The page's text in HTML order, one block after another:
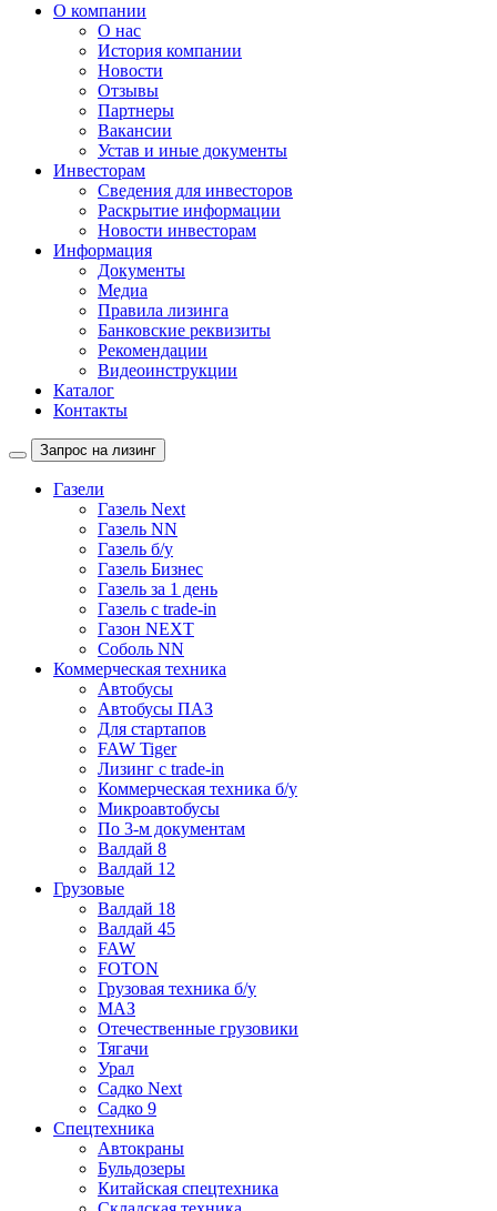
О компании
О нас
История компании
Новости
Отзывы
Партнеры
Вакансии
Устав и иные документы
Инвесторам
Сведения для инвесторов
Раскрытие информации
Новости инвесторам
Информация
Документы
Медиа
Правила лизинга
Банковские реквизиты
Рекомендации
Видеоинструкции
Каталог
Контакты
Запрос на лизинг
Газели
Газель Next
Газель NN
Газель б/у
Газель Бизнес
Газель за 1 день
Газель с trade-in
Газон NEXT
Соболь NN
Коммерческая техника
Автобусы
Автобусы ПАЗ
Для стартапов
FAW Tiger
Лизинг с trade-in
Коммерческая техника б/у
Микроавтобусы
По 3-м документам
Валдай 8
Валдай 12
Грузовые
Валдай 18
Валдай 45
FAW
FOTON
Грузовая техника б/у
МАЗ
Отечественные грузовики
Тягачи
Урал
Садко Next
Садко 9
Спецтехника
Автокраны
Бульдозеры
Китайская спецтехника